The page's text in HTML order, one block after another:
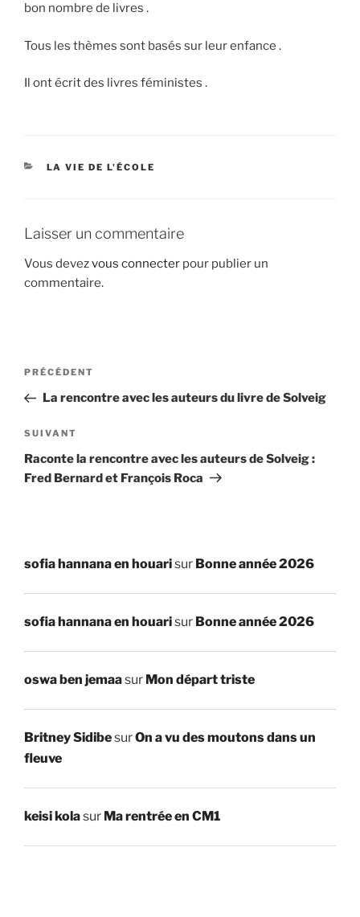
bon nombre de livres .
Tous les thèmes sont basés sur leur enfance .
Il ont écrit des livres féministes .
CATÉGORIES
LA VIE DE L'ÉCOLE
Laisser un commentaire
Vous devezvous connecter pour publier un
commentaire.
Navigation
l’article
Article
précédent
PRÉCÉDENT
La rencontre avec les auteurs du livre de Solveig
Article
suivant
SUIVANT
Raconte la rencontre avec les auteurs de Solveig :
Fred Bernard et François Roca
sofia hannana en houarisur Bonne année 2026
sofia hannana en houarisur Bonne année 2026
oswa ben jemaasur Mon départ triste
Britney SidibesurOn a vu des moutons dans un
fleuve
keisi kolasur Ma rentrée en CM1